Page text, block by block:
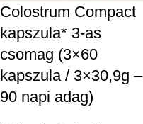
Colostrum Compact
kapszula* 3-as
csomag (3×60
kapszula / 3×30,9g –
90 napi adag)